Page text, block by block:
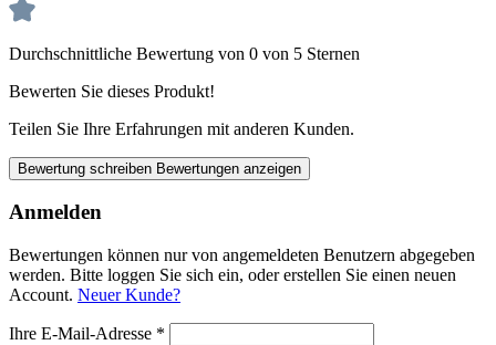
Durchschnittliche Bewertung von 0 von 5 Sternen
Bewerten Sie dieses Produkt!
Teilen Sie Ihre Erfahrungen mit anderen Kunden.
Bewertung schreiben Bewertungen anzeigen
Anmelden
Bewertungen können nur von angemeldeten Benutzern abgegeben
werden. Bitte loggen Sie sich ein, oder erstellen Sie einen neuen
Account. Neuer Kunde?
Ihre E-Mail-Adresse *